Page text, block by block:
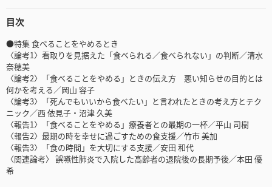
目次
●特集 食べることをやめるとき
〈論考1〉看取りを見据えた「食べられる／食べられない」の判断／清水
奈穂美
〈論考2〉「食べることをやめる」ときの伝え方 悪い知らせの目的とは
何かを考える／岡山 容子
〈論考3〉「死んでもいいから食べたい」と言われたときの考え方とテク
ニック／西 依見子・沼津 久美
〈報告1〉「食べることをやめる」療養者との最期の一杯／平山 司樹
〈報告2〉最期の時を幸せに過ごすための食支援／竹市 美加
〈報告3〉「食の時間」を大切にする支援／安田 和代
〈関連論考〉 誤嚥性肺炎で入院した高齢者の退院後の長期予後／本田 優
希